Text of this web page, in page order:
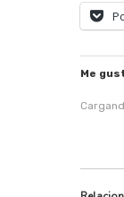
Me